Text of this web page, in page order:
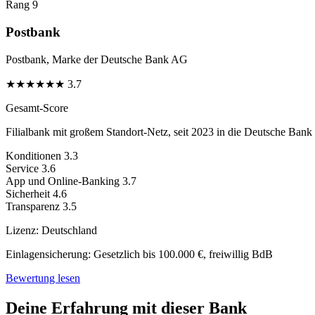
Rang 9
Postbank
Postbank, Marke der Deutsche Bank AG
★★★★★★ 3.7
Gesamt-Score
Filialbank mit großem Standort-Netz, seit 2023 in die Deutsche Bank
Konditionen 3.3
Service 3.6
App und Online-Banking 3.7
Sicherheit 4.6
Transparenz 3.5
Lizenz: Deutschland
Einlagensicherung: Gesetzlich bis 100.000 €, freiwillig BdB
Bewertung lesen
Deine Erfahrung mit dieser Bank